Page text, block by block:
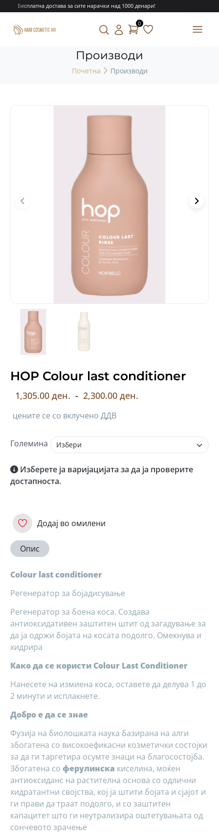
Бесплатна достава за сите нарачки над 1000 денари!
0
Производи
Почетна Производи
HOP Colour last conditioner
1,305.00 ден. - 2,300.00 ден.
цените се со вклучено ДДВ
Големина
Изберете ја варијацијата за да ја проверите
достапноста.
Додај во омилени
Опис
Colour last conditioner
Регенератор за бојадисување
Регенератор за боена коса. Создава
антиоксидативен заштитен штит од загадување за
да ја одржи бојата на косата подолго. Омекнува и
хидрира
Како да се користи Colour Last Conditioner
Нанесете на измиена коса, оставете да делува 1 до
2 минути и исплакнете.
Добро е да се знае
Фузија на биолошката наука базирана на алги
збогатена со високоефикасни козметички состојки
за да ги таргетира осумте знаци на благосостојба.
Збогатена со ферулинска киселина, моќен
антиоксиданс на растителна основа со одлични
хидратантни својства, кој ја штити бојата и сјајот и
ги прави да траат подолго, и со заштитен
капацитет што ги неутрализира оштетувањата од
сончевото зрачење